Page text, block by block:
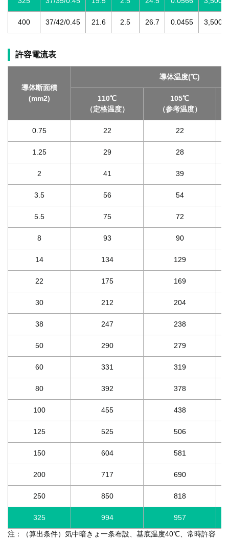
400 37/42/0.45 21.6 2.5 26.7 0.0455 3,500
許容電流表
導体断面積
(mm2)
導体温度(℃)
110℃
（定格温度）
105℃
（参考温度）
0.75 22 22
1.25 29 28
2 41 39
3.5 56 54
5.5 75 72
8 93 90
14 134 129
22 175 169
30 212 204
38 247 238
50 290 279
60 331 319
80 392 378
100 455 438
125 525 506
150 604 581
200 717 690
250 850 818
325 994
957
注：（算出条件）気中暗きょ一条布設、基底温度40℃、常時許容